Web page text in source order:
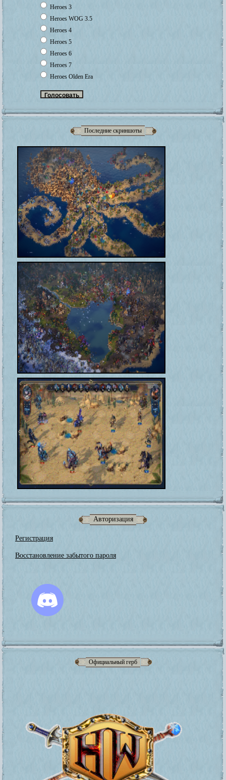
Heroes 3
Heroes WOG 3.5
Heroes 4
Heroes 5
Heroes 6
Heroes 7
Heroes Olden Era
Последние скриншоты
Авторизация
Регистрация
Восстановление забытого пароля
Официальный герб